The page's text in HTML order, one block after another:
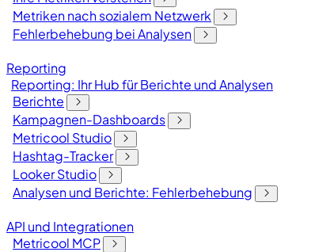
Metriken nach sozialem Netzwerk
Fehlerbehebung bei Analysen
Reporting
Reporting: Ihr Hub für Berichte und Analysen
Berichte
Kampagnen-Dashboards
Metricool Studio
Hashtag-Tracker
Looker Studio
Analysen und Berichte: Fehlerbehebung
API und Integrationen
Metricool MCP